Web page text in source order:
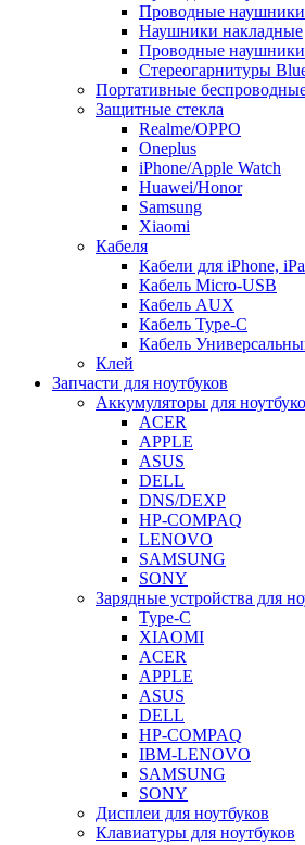
Проводные
Наушники накладные
Проводные
Стереогарнитуры
Портативные
Защитные стекла
Realme/OPPO
Oneplus
iPhone/Apple Watch
Huawei/Honor
Samsung
Xiaomi
Кабеля
Кабели для iPhone,
Кабель Micro-USB
Кабель AUX
Кабель Type-C
Кабель
Клей
Запчасти для ноутбуков
Аккумуляторы для
ACER
APPLE
ASUS
DELL
DNS/DEXP
HP-COMPAQ
LENOVO
SAMSUNG
SONY
Зарядные устройства для
Type-C
XIAOMI
ACER
APPLE
ASUS
DELL
HP-COMPAQ
IBM-LENOVO
SAMSUNG
SONY
Дисплеи для ноутбуков
Клавиатуры для ноутбуков